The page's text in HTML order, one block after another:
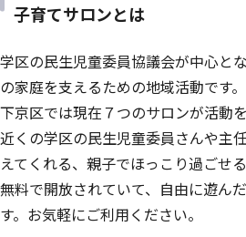
子育てサロンとは
学区の民生児童委員協議会が中心と
の家庭を支えるための地域活動です。
下京区では現在７つのサロンが活動を
近くの学区の民生児童委員さんや主
えてくれる、親子でほっこり過ごせる
無料で開放されていて、自由に遊ん
す。お気軽にご利用ください。